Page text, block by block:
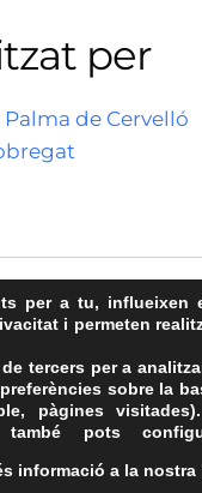
per
Palma de Cervelló
per a tu, influeixen
i permeten
tercers per a
sobre la
pàgines
pots
informació a la nostra